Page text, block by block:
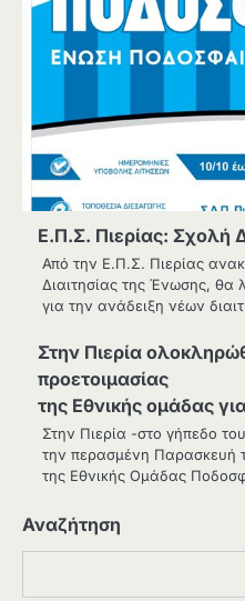
Ε.Π.Σ. Πιερίας: Σχολή
Από την Ε.Π.Σ. Πιερίας
Διαιτησίας της Ένωσης, θα
για την ανάδειξη νέων
Στην Πιερία
προετοιμασίας
της Εθνικής ομάδας
Στην Πιερία -στο γήπεδο
την περασμένη Παρασκευή
της Εθνικής Ομάδας
Αναζήτηση